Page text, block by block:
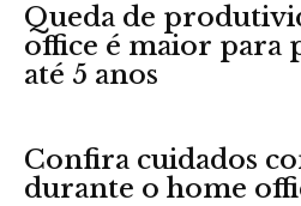
Queda de
office é maior para
até 5 anos
Confira cuidados
durante o home